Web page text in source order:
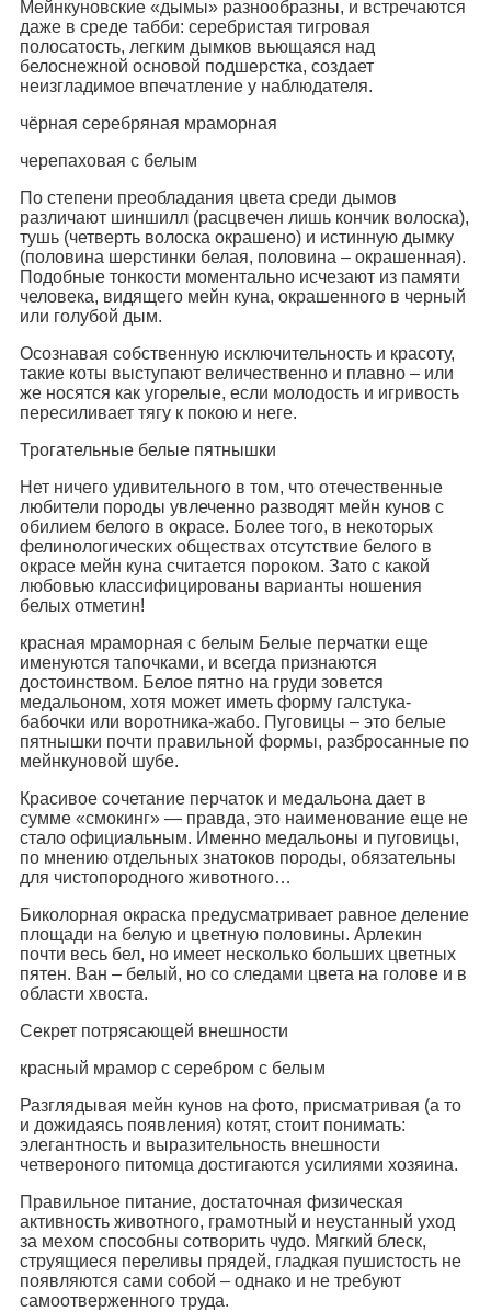
Мейнкуновские «дымы» разнообразны, и встречаются
даже в среде табби: серебристая тигровая
полосатость, легким дымков вьющаяся над
белоснежной основой подшерстка, создает
неизгладимое впечатление у наблюдателя.
чёрная серебряная мраморная
черепаховая с белым
По степени преобладания цвета среди дымов
различают шиншилл (расцвечен лишь кончик волоска),
тушь (четверть волоска окрашено) и истинную дымку
(половина шерстинки белая, половина – окрашенная).
Подобные тонкости моментально исчезают из памяти
человека, видящего мейн куна, окрашенного в черный
или голубой дым.
Осознавая собственную исключительность и красоту,
такие коты выступают величественно и плавно – или
же носятся как угорелые, если молодость и игривость
пересиливает тягу к покою и неге.
Трогательные белые пятнышки
Нет ничего удивительного в том, что отечественные
любители породы увлеченно разводят мейн кунов с
обилием белого в окрасе. Более того, в некоторых
фелинологических обществах отсутствие белого в
окрасе мейн куна считается пороком. Зато с какой
любовью классифицированы варианты ношения
белых отметин!
красная мраморная с белым Белые перчатки еще
именуются тапочками, и всегда признаются
достоинством. Белое пятно на груди зовется
медальоном, хотя может иметь форму галстука-
бабочки или воротника-жабо. Пуговицы – это белые
пятнышки почти правильной формы, разбросанные по
мейнкуновой шубе.
Красивое сочетание перчаток и медальона дает в
сумме «смокинг» — правда, это наименование еще не
стало официальным. Именно медальоны и пуговицы,
по мнению отдельных знатоков породы, обязательны
для чистопородного животного…
Биколорная окраска предусматривает равное деление
площади на белую и цветную половины. Арлекин
почти весь бел, но имеет несколько больших цветных
пятен. Ван – белый, но со следами цвета на голове и в
области хвоста.
Секрет потрясающей внешности
красный мрамор с серебром с белым
Разглядывая мейн кунов на фото, присматривая (а то
и дожидаясь появления) котят, стоит понимать:
элегантность и выразительность внешности
четвероного питомца достигаются усилиями хозяина.
Правильное питание, достаточная физическая
активность животного, грамотный и неустанный уход
за мехом способны сотворить чудо. Мягкий блеск,
струящиеся переливы прядей, гладкая пушистость не
появляются сами собой – однако и не требуют
самоотверженного труда.